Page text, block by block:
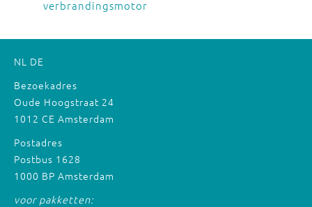
verbrandingsmotor
NL DE
Bezoekadres
Oude Hoogstraat 24
1012 CE Amsterdam
Postadres
Postbus 1628
1000 BP Amsterdam
voor pakketten: